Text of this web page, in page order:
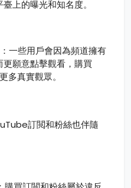
上的曝光和知名度。
一些用戶會因為頻道擁有
願意點擊觀看，購買
多真實觀眾。
訂閲和粉絲也伴隨